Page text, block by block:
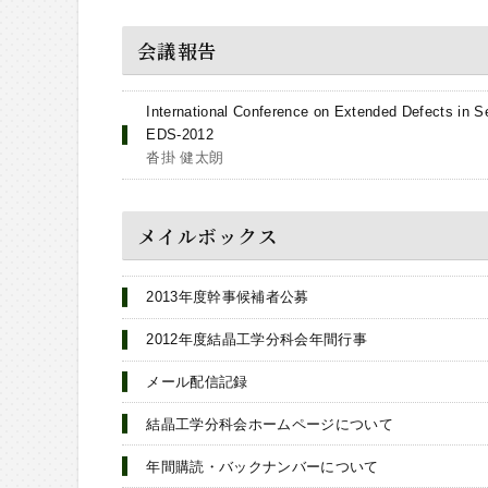
会議報告
International Conference on Extended Defects in
EDS-2012
沓掛 健太朗
メイルボックス
2013年度幹事候補者公募
2012年度結晶工学分科会年間行事
メール配信記録
結晶工学分科会ホームページについて
年間購読・バックナンバーについて